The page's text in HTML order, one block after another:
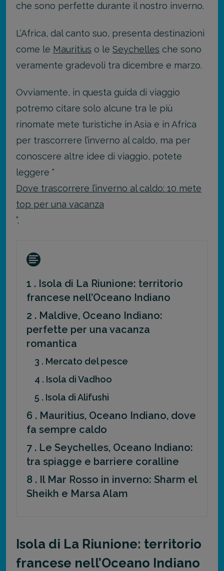
che sono perfette durante il nostro inverno.
L’Africa, dal canto suo, presenta destinazioni
come le Mauritius o le Seychelles che sono
veramente gradevoli tra dicembre e marzo.
Ovviamente, in questa guida di viaggio
potremo citare solo alcune tra le più
rinomate mete turistiche in Asia e in Africa
per trascorrere l’inverno al caldo, ma per
conoscere altre idee di viaggio, potete
leggere “
Dove trascorrere l’inverno al caldo: 10 mete
top per una vacanza
”.
1 . Isola di La Riunione: territorio
francese nell’Oceano Indiano
2 . Maldive, Oceano Indiano:
perfette per una vacanza
romantica
3 . Mercato del pesce
4 . Isola di Vadhoo
5 . Isola di Alifushi
6 . Mauritius, Oceano Indiano, dove
fa sempre caldo
7 . Le Seychelles, Oceano Indiano:
tra spiagge e barriere coralline
8 . Il Mar Rosso in inverno: Sharm el
Sheikh e Marsa Alam
Isola di La Riunione: territorio
francese nell’Oceano Indiano